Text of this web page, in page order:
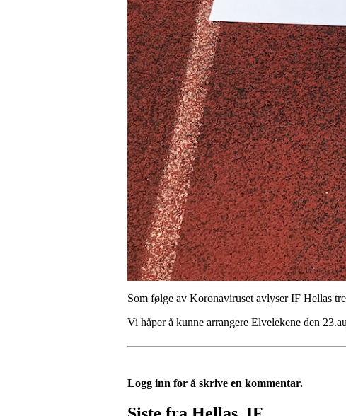
Som følge av Koronaviruset avlyser IF Hellas
Vi håper å kunne arrangere Elvelekene den
Logg inn for å skrive en kommentar.